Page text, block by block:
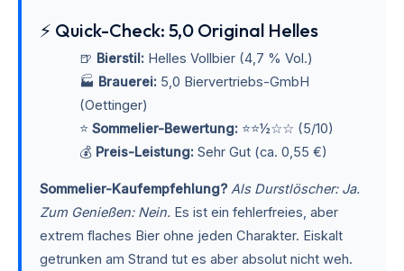
⚡ Quick-Check: 5,0 Original Helles
🍺 Bierstil:Helles Vollbier (4,7 % Vol.)
🏭 Brauerei:5,0 Biervertriebs-GmbH
(Oettinger)
⭐ Sommelier-Bewertung:⭐⭐½☆☆ (5/10)
💰 Preis-Leistung:Sehr Gut (ca. 0,55 €)
Sommelier-Kaufempfehlung? Als Durstlöscher: Ja.
Zum Genießen: Nein. Es ist ein fehlerfreies, aber
extrem flaches Bier ohne jeden Charakter. Eiskalt
getrunken am Strand tut es aber absolut nicht weh.